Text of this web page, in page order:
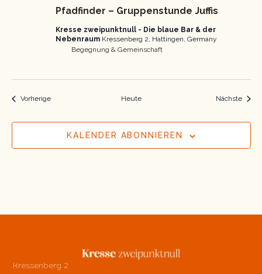
Pfadfinder – Gruppenstunde Juffis
Kresse zweipunktnull - Die blaue Bar & der
Nebenraum Kressenberg 2, Hattingen, Germany
Begegnung & Gemeinschaft
VorherigeVeranstaltungen Heute Nächste
KALENDER ABONNIEREN
Kressenberg 2